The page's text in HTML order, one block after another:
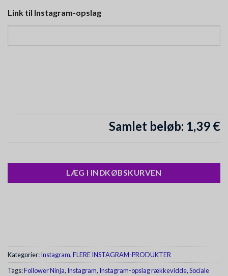
Link til Instagram-opslag
Samlet beløb: 1,39 €
LÆG I INDKØBSKURVEN
Kategorier:Instagram,FLERE INSTAGRAM-PRODUKTER
Tags:Follower Ninja, Instagram, Instagram-opslag rækkevidde,Sociale